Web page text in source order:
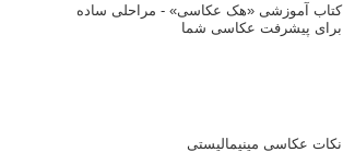
کتاب آموزشی «هک عکاسی» - مراحلی ساده
برای پیشرفت عکاسی شما
نکات عکاسی مینیمالیستی